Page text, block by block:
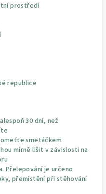
prostředí
republice
30 dní, než
smetáčkem
mírně lišit v závislosti na
Přelepování je určeno
přemístění při stěhování